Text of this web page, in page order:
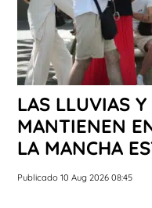
LAS LLUVIAS
MANTIENEN
LA MANCHA
Publicado 10 Aug 2026 08:45